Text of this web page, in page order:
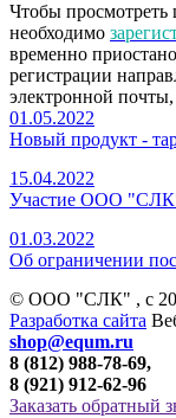
Чтобы просмотреть
необходимо
временно
регистрации
электронной
01.05.2022
Новый продукт -
15.04.2022
Участие ООО "СЛК"
01.03.2022
Об ограничении
© ООО "СЛК" , c
Разработка сайта
shop@equm.ru
8 (812) 988-78-69,
8 (921) 912-62-96
Заказать обратный